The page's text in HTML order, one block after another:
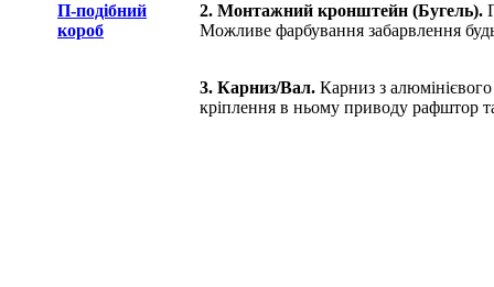
2. Монтажний кронштейн (Бугель).
Можливе фарбування забарвлення
3. Карниз/Вал. Карниз з
кріплення в ньому приводу рафштор